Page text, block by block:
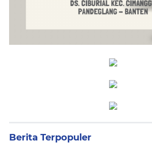
Berita Terpopuler